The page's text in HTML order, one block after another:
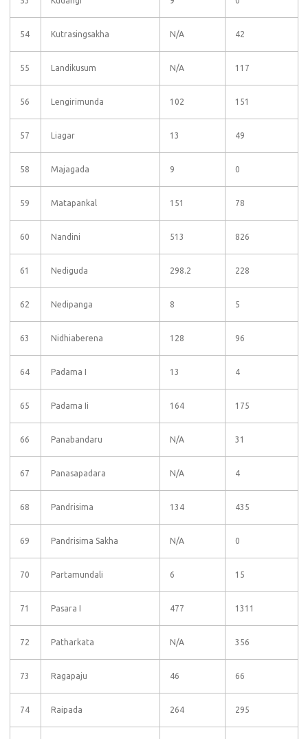
54 Kutrasingsakha N/A 42
55 Landikusum N/A 117
56 Lengirimunda 102 151
57 Liagar 13 49
58 Majagada 9 0
59 Matapankal 151 78
60 Nandini 513 826
61 Nediguda 298.2 228
62 Nedipanga 8 5
63 Nidhiaberena 128 96
64 Padama I 13 4
65 Padama Ii 164 175
66 Panabandaru N/A 31
67 Panasapadara N/A 4
68 Pandrisima 134 435
69 Pandrisima Sakha N/A 0
70 Partamundali 6 15
71 Pasara I 477 1311
72 Patharkata N/A 356
73 Ragapaju 46 66
74 Raipada 264 295